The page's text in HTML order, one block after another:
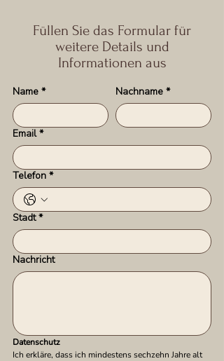
Füllen Sie das Formular für
weitere Details und
Informationen aus
Name * Nachname *
Email *
Telefon *
Stadt *
Nachricht
Datenschutz
Ich erkläre, dass ich mindestens sechzehn Jahre alt